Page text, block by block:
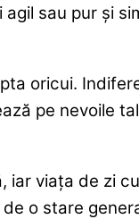
sau pur și
oricui.
pe nevoile
viața de zi
o stare